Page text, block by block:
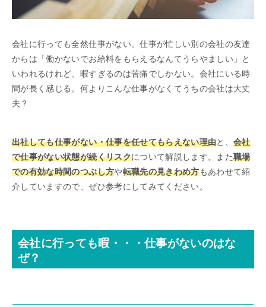
会社に行っても全然仕事がない。仕事が忙しい別の会社の友達
からは「働かないでお給料をもらえるなんてうらやましい」と
いわれるけれど、暇すぎるのは苦痛でしかない。会社にいる時
間が長く感じる。何よりこんな仕事がなくてうちの会社は大丈
夫？
出社しても仕事がない・仕事を任せてもらえない理由と、会社
で仕事がない状態が続くリスクについて解説します。また職場
での有効な時間のつぶし方や転職先の見きわめ方もあわせて紹
介していますので、ぜひ参考にしてみてください。
会社に行っても暇・・・仕事がないのはな
ぜ？